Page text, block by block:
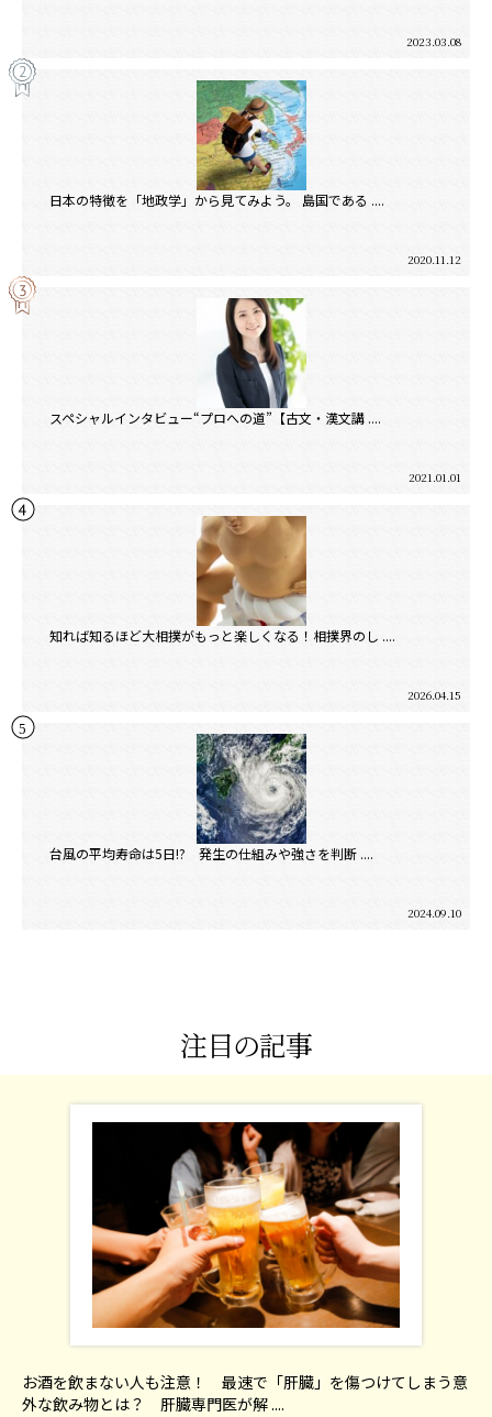
2023.03.08
日本の特徴を「地政学」から見てみよう。 島国である ....
2020.11.12
スペシャルインタビュー“プロへの道”【古文・漢文講 ....
2021.01.01
知れば知るほど大相撲がもっと楽しくなる！相撲界のし ....
2026.04.15
台風の平均寿命は5日!? 発生の仕組みや強さを判断 ....
2024.09.10
注目の記事
お酒を飲まない人も注意！ 最速で「肝臓」を傷つけてしまう意
外な飲み物とは？ 肝臓専門医が解 ....